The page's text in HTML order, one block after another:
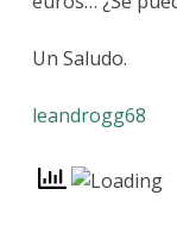
Un Saludo.
leandrogg68